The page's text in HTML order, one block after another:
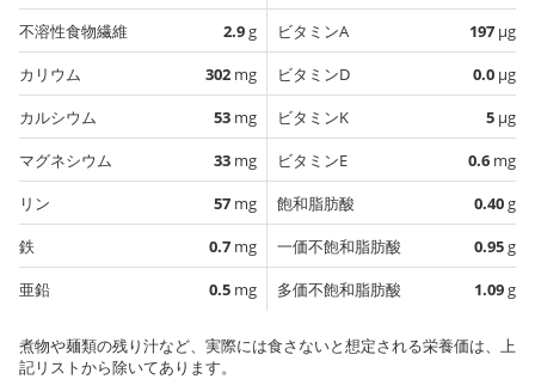
不溶性食物繊維
2.9g
カリウム
302 mg
カルシウム
53 mg
マグネシウム
33 mg
リン
57 mg
鉄
0.7 mg
亜鉛
0.5 mg
ビタミンA
197 µg
ビタミンD
0.0 µg
ビタミンK
5 µg
ビタミンE
0.6 mg
飽和脂肪酸
0.40g
一価不飽和脂肪酸
0.95g
多価不飽和脂肪酸
1.09g
煮物や麺類の残り汁など、実際には食さないと想定される栄養価は、上
記リストから除いてあります。